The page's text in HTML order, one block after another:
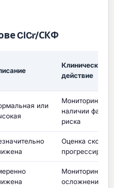
ClCr/СКФ
Клиническое
действие
или
Мониторинг
наличии
риска
Оценка
Мониторинг
осложнений